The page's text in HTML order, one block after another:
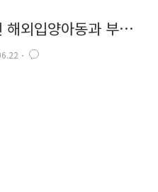
외입양아동과 부친